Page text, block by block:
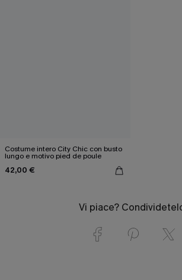
Costume intero City Chic con busto
lungo e motivo pied de poule
42,00 €
Vi piace?